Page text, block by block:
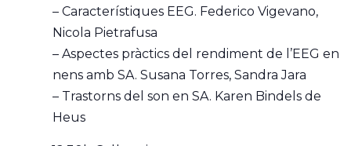
– Característiques EEG. Federico Vigevano,
Nicola Pietrafusa
– Aspectes pràctics del rendiment de l’EEG en
nens amb SA. Susana Torres, Sandra Jara
– Trastorns del son en SA. Karen Bindels de
Heus